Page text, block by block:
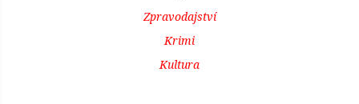
Zpravodajství
Krimi
Kultura